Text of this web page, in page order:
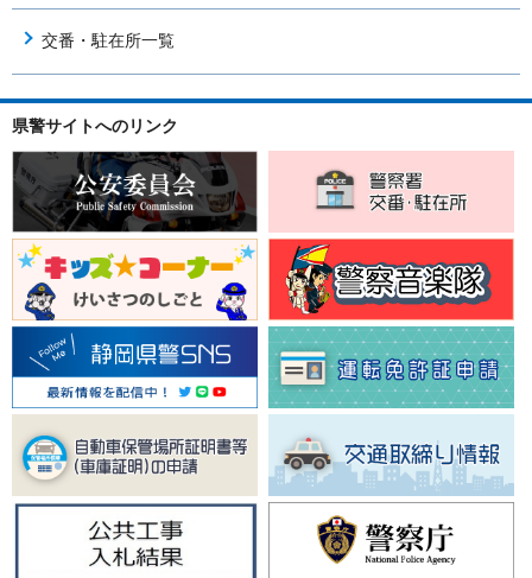
交番・駐在所一覧
県警サイトへのリンク